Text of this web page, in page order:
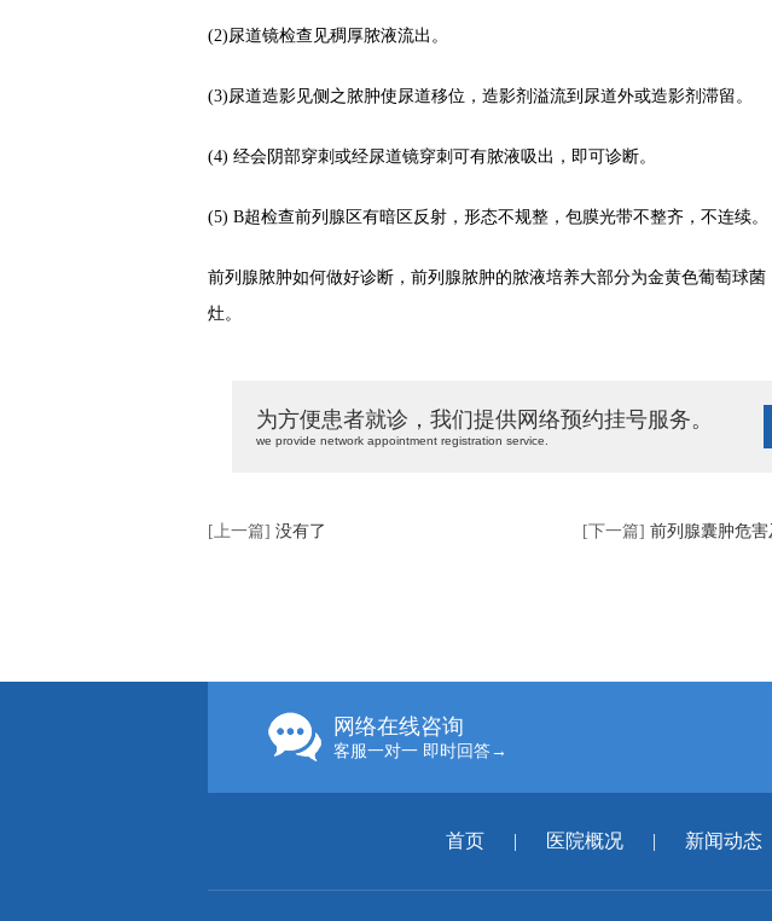
(2)尿道镜检查见稠厚脓液流出。
(3)尿道造影见侧之脓肿使尿道移位，造影剂溢流到尿道外或造影剂滞留。
(4) 经会阴部穿刺或经尿道镜穿刺可有脓液吸出，即可诊断。
(5) B超检查前列腺区有暗区反射，形态不规整，包膜光带不整齐，不连续。
前列腺脓肿如何做好诊断，前列腺脓肿的脓液培养大部分为金黄色葡萄球
灶。
为方便患者就诊，我们提供网络预约挂号服务。
we provide network appointment registration service.
[上一篇] 没有了 [下一篇] 前列腺囊肿危害
网络在线咨询
客服一对一 即时回答→
首页 | 医院概况 | 新闻动态